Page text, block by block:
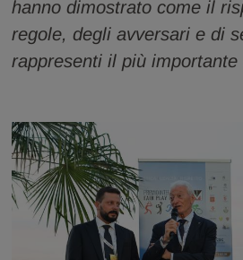
hanno dimostrato come il
regole, degli avversari e di
rappresenti il più importante